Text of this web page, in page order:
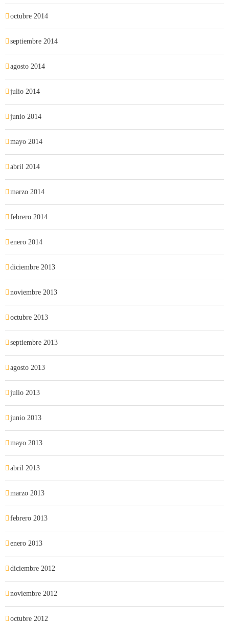
octubre 2014
septiembre 2014
agosto 2014
julio 2014
junio 2014
mayo 2014
abril 2014
marzo 2014
febrero 2014
enero 2014
diciembre 2013
noviembre 2013
octubre 2013
septiembre 2013
agosto 2013
julio 2013
junio 2013
mayo 2013
abril 2013
marzo 2013
febrero 2013
enero 2013
diciembre 2012
noviembre 2012
octubre 2012